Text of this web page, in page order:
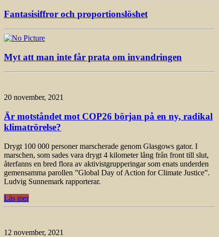
Fantasisiffror och proportionslöshet
Myt att man inte får prata om invandringen
20 november, 2021
Är motståndet mot COP26 början på en ny, radikal
klimatrörelse?
Drygt 100 000 personer marscherade genom Glasgows gator. I
marschen, som sades vara drygt 4 kilometer lång från front till slut,
återfanns en bred flora av aktivistgrupperingar som enats underden
gemensamma parollen ”Global Day of Action for Climate Justice”.
Ludvig Sunnemark rapporterar.
Läs mer
12 november, 2021